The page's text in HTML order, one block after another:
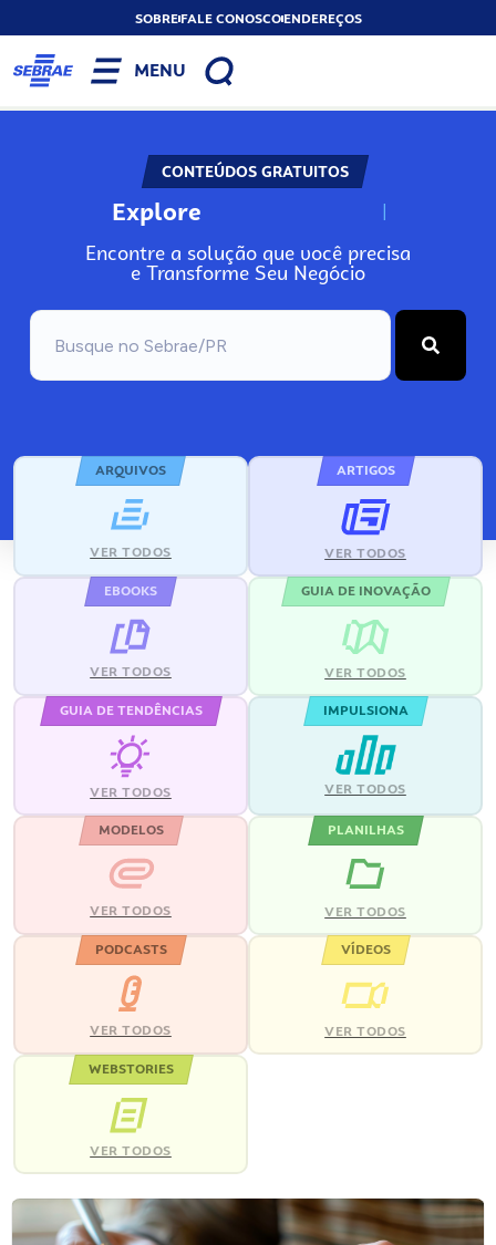
SOBREFALE CONOSCOENDEREÇOS
MENU
CONTEÚDOS GRATUITOS
Explore N
Encontre a solução que você precisa
e Transforme Seu Negócio
ARQUIVOS
VER TODOS
ARTIGOS
VER TODOS
EBOOKS
VER TODOS
GUIA DE INOVAÇÃO
VER TODOS
GUIA DE TENDÊNCIAS
VER TODOS
IMPULSIONA
VER TODOS
MODELOS
VER TODOS
PLANILHAS
VER TODOS
PODCASTS
VER TODOS
VÍDEOS
VER TODOS
WEBSTORIES
VER TODOS